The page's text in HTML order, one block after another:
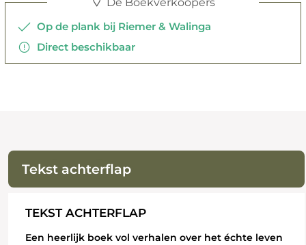
Op de plank bij Riemer & Walinga
Direct beschikbaar
Tekst achterflap
TEKST ACHTERFLAP
Een heerlijk boek vol verhalen over het échte leven